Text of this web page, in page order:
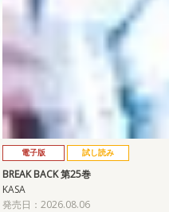
電子版 試し読み
BREAK BACK 第25巻
KASA
発売日：2026.08.06